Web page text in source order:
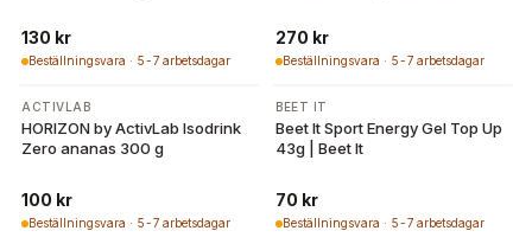
130 kr
Beställningsvara · 5-7 arbetsdagar
270 kr
Beställningsvara · 5-7 arbetsdagar
ACTIVLAB
HORIZON by ActivLab Isodrink
Zero ananas 300 g
100 kr
Beställningsvara · 5-7 arbetsdagar
BEET IT
Beet It Sport Energy Gel Top Up
43g | Beet It
70 kr
Beställningsvara · 5-7 arbetsdagar